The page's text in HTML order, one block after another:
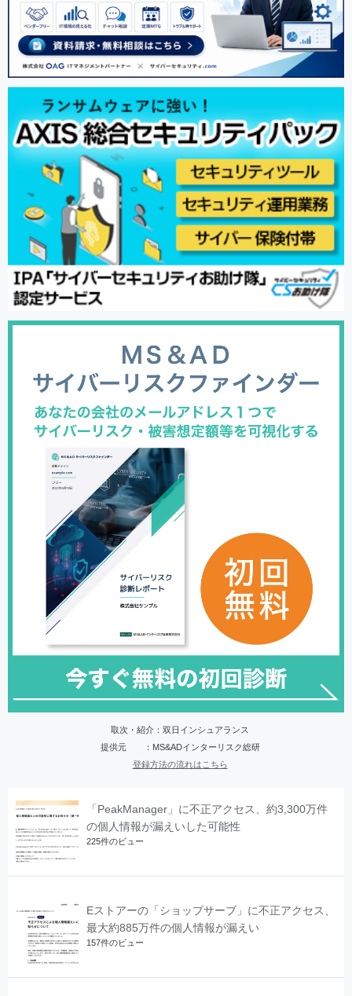
取次・紹介：双日インシュアランス
提供元 ：MS&ADインターリスク総研
登録方法の流れはこちら
「PeakManager」に不正アクセス、約3,300万件
の個人情報が漏えいした可能性
225件のビュー
Eストアーの「ショップサーブ」に不正アクセス、
最大約885万件の個人情報が漏えい
157件のビュー